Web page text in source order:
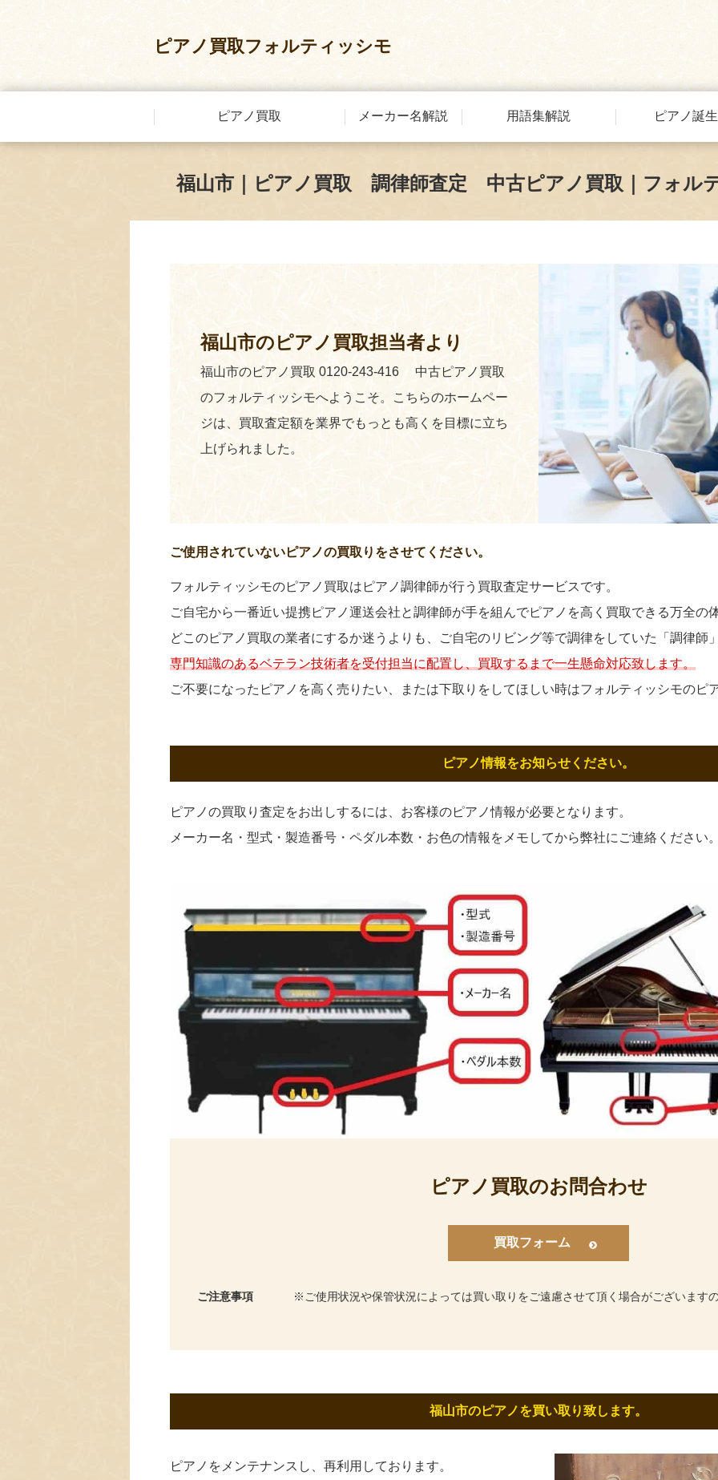
ピアノ買取フォルティッシモ
ピアノ買取 メーカー名解説 用語集解説 ピアノ誕
福山市｜ピアノ買取 調律師査定 中古ピアノ買取｜フォル
福山市のピアノ買取担当者より
福山市のピアノ買取 0120-243-416 中古ピアノ買取
のフォルティッシモへようこそ。こちらのホームペー
ジは、買取査定額を業界でもっとも高くを目標に立ち
上げられました。
ご使用されていないピアノの買取りをさせてください。
フォルティッシモのピアノ買取はピアノ調律師が行う買取査定サービスです。
ご自宅から一番近い提携ピアノ運送会社と調律師が手を組んでピアノを高く買取できる万全の
どこのピアノ買取の業者にするか迷うよりも、ご自宅のリビング等で調律をしていた「調律師
専門知識のあるベテラン技術者を受付担当に配置し、買取するまで一生懸命対応致します。
ご不要になったピアノを高く売りたい、または下取りをしてほしい時はフォルティッシモのピ
ピアノ情報をお知らせください。
ピアノの買取り査定をお出しするには、お客様のピアノ情報が必要となります。
メーカー名・型式・製造番号・ペダル本数・お色の情報をメモしてから弊社にご連絡ください
ピアノ買取のお問合わせ
買取フォーム
ご注意事項 ご使用状況や保管状況によっては買い取りをご遠慮させて頂く場合がございます
福山市のピアノを買い取り致します。
ピアノをメンテナンスし、再利用しております。